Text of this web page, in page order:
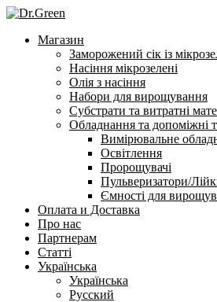
Перейти
змістуМагазин
Заморожений сік із
Насіння мікрозелені
Олія з насіння
Набори для вирощування
Субстрати та витратні
Обладнання та допоміжні
Вимірювальне
Освітлення
Пророщувачі
Пульверизатори/
Ємності для
Оплата и Доставка
Про нас
Партнерам
Статті
Українська
Українська
Русский